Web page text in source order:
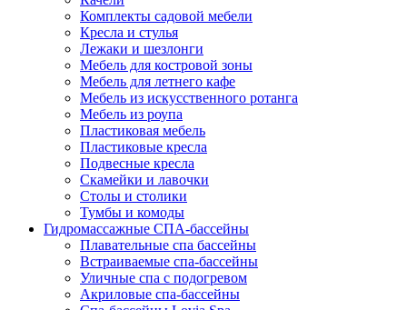
Комплекты садовой мебели
Кресла и стулья
Лежаки и шезлонги
Мебель для костровой зоны
Мебель для летнего кафе
Мебель из искусственного ротанга
Мебель из роупа
Пластиковая мебель
Пластиковые кресла
Подвесные кресла
Скамейки и лавочки
Столы и столики
Тумбы и комоды
Гидромассажные СПА-бассейны
Плавательные спа бассейны
Встраиваемые спа-бассейны
Уличные спа с подогревом
Акриловые спа-бассейны